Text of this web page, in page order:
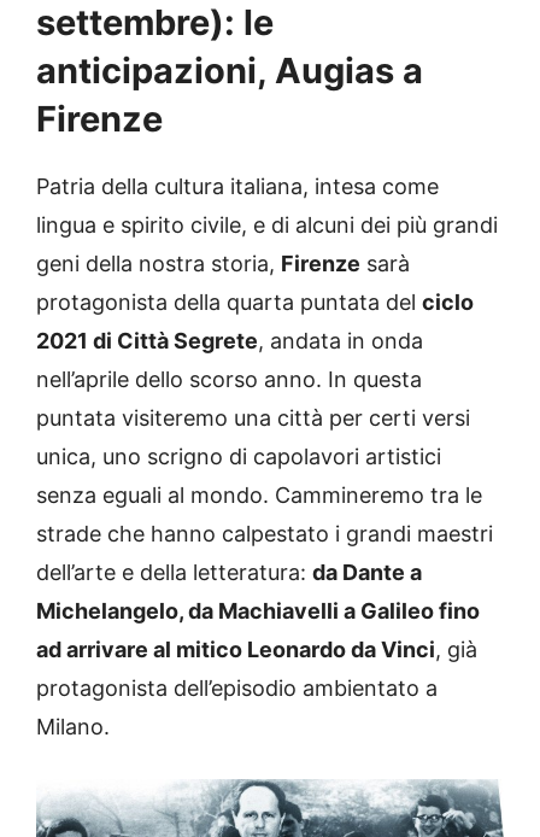
settembre): le
anticipazioni, Augias a
Firenze
Patria della cultura italiana, intesa come
lingua e spirito civile, e di alcuni dei più grandi
geni della nostra storia, Firenze sarà
protagonista della quarta puntata del ciclo
2021 di Città Segrete, andata in onda
nell’aprile dello scorso anno. In questa
puntata visiteremo una città per certi versi
unica, uno scrigno di capolavori artistici
senza eguali al mondo. Cammineremo tra le
strade che hanno calpestato i grandi maestri
dell’arte e della letteratura: da Dante a
Michelangelo, da Machiavelli a Galileo fino
ad arrivare al mitico Leonardo da Vinci, già
protagonista dell’episodio ambientato a
Milano.